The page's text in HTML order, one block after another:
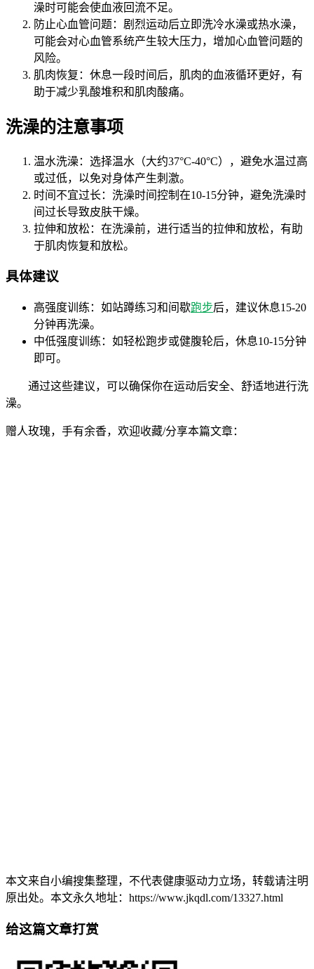
澡时可能会使血液回流不足。
防止心血管问题：剧烈运动后立即洗冷水澡或热水澡，
可能会对心血管系统产生较大压力，增加心血管问题的
风险。
肌肉恢复：休息一段时间后，肌肉的血液循环更好，有
助于减少乳酸堆积和肌肉酸痛。
洗澡的注意事项
温水洗澡：选择温水（大约37°C-40°C），避免水温过高
或过低，以免对身体产生刺激。
时间不宜过长：洗澡时间控制在10-15分钟，避免洗澡时
间过长导致皮肤干燥。
拉伸和放松：在洗澡前，进行适当的拉伸和放松，有助
于肌肉恢复和放松。
具体建议
高强度训练：如站蹲练习和间歇跑步后，建议休息15-20
分钟再洗澡。
中低强度训练：如轻松跑步或健腹轮后，休息10-15分钟
即可。
通过这些建议，可以确保你在运动后安全、舒适地进行洗
澡。
赠人玫瑰，手有余香，欢迎收藏/分享本篇文章：
本文来自小编搜集整理，不代表健康驱动力立场，转载请注明
原出处。本文永久地址：https://www.jkqdl.com/13327.html
给这篇文章打赏